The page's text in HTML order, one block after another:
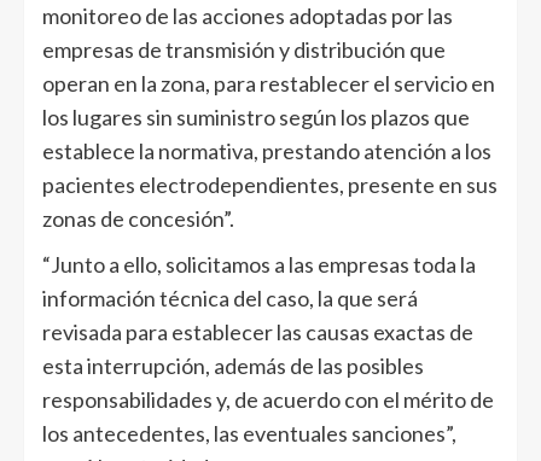
monitoreo de las acciones adoptadas por las
empresas de transmisión y distribución que
operan en la zona, para restablecer el servicio en
los lugares sin suministro según los plazos que
establece la normativa, prestando atención a los
pacientes electrodependientes, presente en sus
zonas de concesión”.
“Junto a ello, solicitamos a las empresas toda la
información técnica del caso, la que será
revisada para establecer las causas exactas de
esta interrupción, además de las posibles
responsabilidades y, de acuerdo con el mérito de
los antecedentes, las eventuales sanciones”,